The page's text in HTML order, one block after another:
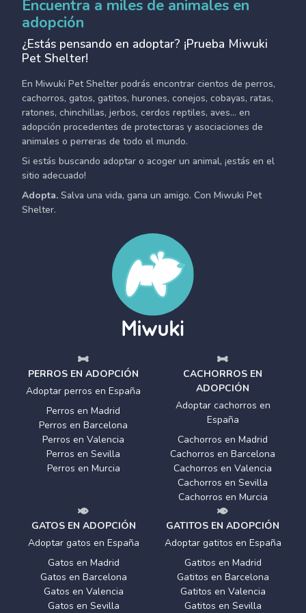
Encuentra a miles de animales en
adopción
¿Estás pensando en adoptar? ¡Prueba Miwuki
Pet Shelter!
En Miwuki Pet Shelter podrás encontrar cientos de perros,
cachorros, gatos, gatitos, hurones, conejos, cobayas, ratas,
ratones, chinchillas, jerbos, cerdos reptiles, aves... en
adopción procedentes de protectoras y asociaciones de
animales o perreras de todo el mundo.
Si estás buscando adoptar o acoger un animal, ¡estás en el
sitio adecuado!
Adopta. Salva una vida, gana un amigo. Con Miwuki Pet
Shelter.
PERROS EN ADOPCIÓN
Adoptar perros en España
Perros en Madrid
Perros en Barcelona
Perros en Valencia
Perros en Sevilla
Perros en Murcia
CACHORROS EN
ADOPCIÓN
Adoptar cachorros en
España
Cachorros en Madrid
Cachorros en Barcelona
Cachorros en Valencia
Cachorros en Sevilla
Cachorros en Murcia
GATOS EN ADOPCIÓN
Adoptar gatos en España
Gatos en Madrid
Gatos en Barcelona
Gatos en Valencia
Gatos en Sevilla
GATITOS EN ADOPCIÓN
Adoptar gatitos en España
Gatitos en Madrid
Gatitos en Barcelona
Gatitos en Valencia
Gatitos en Sevilla